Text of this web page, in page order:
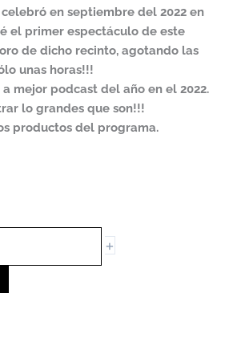
celebró en septiembre del 2022 en
el primer espectáculo de este
de dicho recinto, agotando las
unas horas!!!​
mejor podcast del año en el 2022.
lo grandes que son!!!
productos del programa.
+